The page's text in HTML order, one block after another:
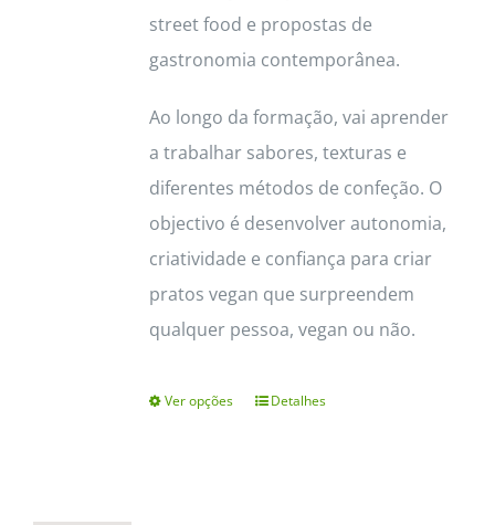
street food e propostas de
gastronomia contemporânea.
Ao longo da formação, vai aprender
a trabalhar sabores, texturas e
diferentes métodos de confeção. O
objectivo é desenvolver autonomia,
criatividade e confiança para criar
pratos vegan que surpreendem
qualquer pessoa, vegan ou não.
Ver opções
ThisDetalhes